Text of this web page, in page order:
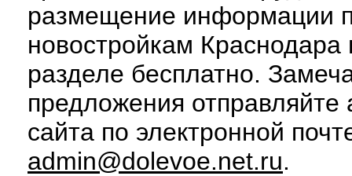
размещение информации
новостройкам
разделе бесплатно.
предложения отправляйте
сайта по электронной
admin@dolevoe.net.ru.